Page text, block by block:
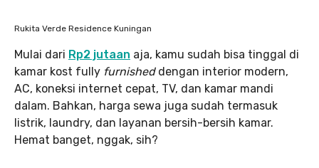
Rukita Verde Residence Kuningan
Mulai dari Rp2 jutaan aja, kamu sudah bisa tinggal di
kamar kost fully furnished dengan interior modern,
AC, koneksi internet cepat, TV, dan kamar mandi
dalam. Bahkan, harga sewa juga sudah termasuk
listrik, laundry, dan layanan bersih-bersih kamar.
Hemat banget, nggak, sih?